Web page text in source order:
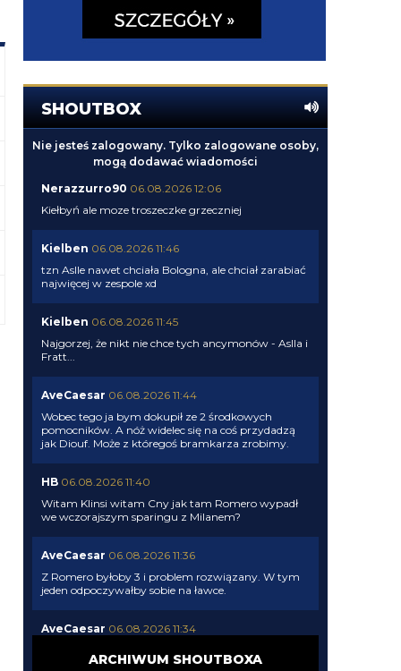
SHOUTBOX
Nie jesteś zalogowany. Tylko zalogowane osoby,
mogą dodawać wiadomości
Nerazzurro90 06.08.2026 12:06
Kiełbyń ale moze troszeczke grzeczniej
Kielben 06.08.2026 11:46
tzn Aslle nawet chciała Bologna, ale chciał zarabiać
najwięcej w zespole xd
Kielben 06.08.2026 11:45
Najgorzej, że nikt nie chce tych ancymonów - Aslla i
Fratt...
AveCaesar 06.08.2026 11:44
Wobec tego ja bym dokupił ze 2 środkowych
pomocników. A nóż widelec się na coś przydadzą
jak Diouf. Może z któregoś bramkarza zrobimy.
HB 06.08.2026 11:40
Witam Klinsi witam Cny jak tam Romero wypadł
we wczorajszym sparingu z Milanem?
AveCaesar 06.08.2026 11:36
Z Romero byłoby 3 i problem rozwiązany. W tym
jeden odpoczywałby sobie na ławce.
AveCaesar 06.08.2026 11:34
centralnego na ławce. Tylko dwóch obrońców w
ARCHIWUM SHOUTBOXA